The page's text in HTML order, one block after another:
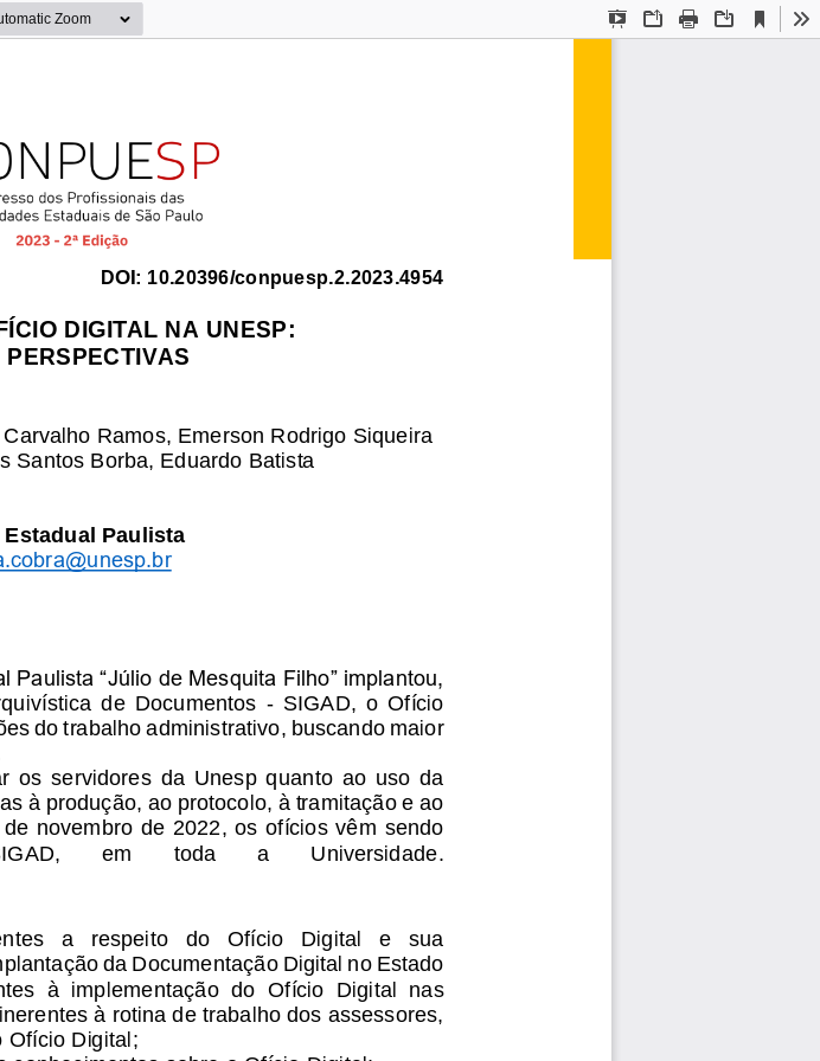
Presentation
OpenPrint Download
Current
View
DOI: 10.20396/conpuesp.2.2023.4954
DIGITAL NA UNESP:
Ramos, Emerson Rodrigo Siqueira
Santos Borba, Eduardo Batista
Paulista
“Júlio de Mesquita Filho” implantou,
de  Documentos - SIGAD,  o  Ofício
do trabalho administrativo, buscando maior
os  servidores  da  Unesp  quanto  ao  uso  da
à produção, ao protocolo, à tramitação e ao
novembro de 2022, os ofícios vêm sendo
em toda a
Universidade.
a   respeito   do   Ofício   Digital   e   sua
da Documentação Digital no Estado
à  implementação  do  Ofício  Digital  nas
à rotina de trabalho dos assessores,
Ofício Digital;